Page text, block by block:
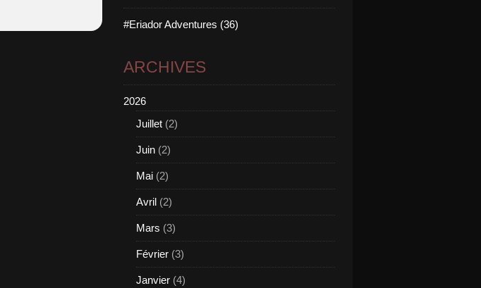
#Eriador Adventures (36)
ARCHIVES
2026
Juillet (2)
Juin (2)
Mai (2)
Avril (2)
Mars (3)
Février (3)
Janvier (4)